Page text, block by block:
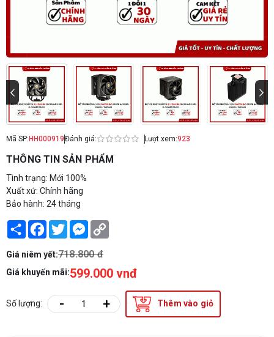
Mã SP: HH000919Đánh giá: Lượt xem:923
THÔNG TIN SẢN PHẨM
Tình trạng: Mới 100%
Xuất xứ: Chính hãng
Bảo hành: 24 tháng
Share Facebook
TwitterMessenger
Giá niêm yết:718.800 đ
Giá khuyến mãi:599.000 vnđ
Số lượng: - + Thêm vào giỏ